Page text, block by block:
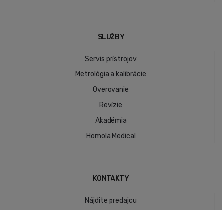
SLUŽBY
Servis prístrojov
Metrológia a kalibrácie
Overovanie
Revízie
Akadémia
Homola Medical
KONTAKTY
Nájdite predajcu